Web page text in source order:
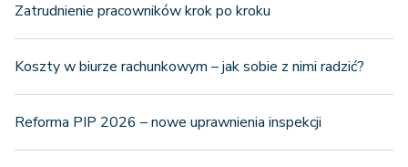
Zatrudnienie pracowników krok po kroku
Koszty w biurze rachunkowym – jak sobie z nimi radzić?
Reforma PIP 2026 – nowe uprawnienia inspekcji